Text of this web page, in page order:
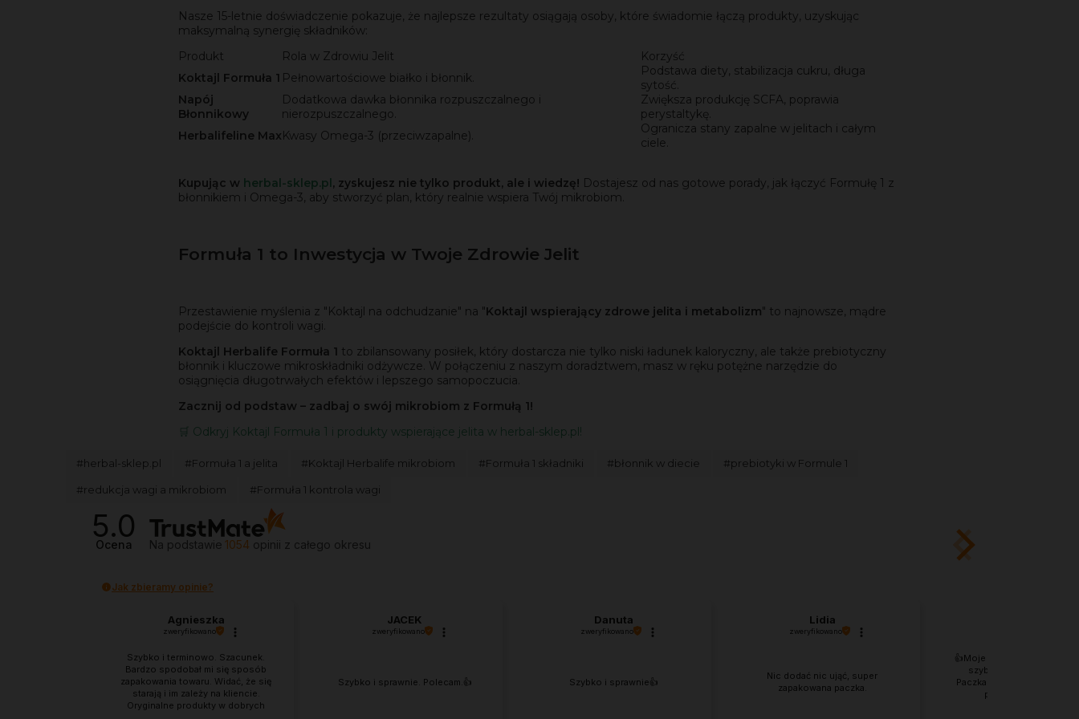
Nasze 15-letnie doświadczenie pokazuje, że najlepsze rezultaty osiągają osoby, które świadomie łączą produkty, uzyskując
maksymalną synergię składników:
Produkt
Rola w Zdrowiu Jelit
Korzyść
Koktajl Formuła 1 Pełnowartościowe białko i błonnik.
Podstawa diety, stabilizacja cukru, długa
sytość.
Napój
Błonnikowy
Dodatkowa dawka błonnika rozpuszczalnego i
nierozpuszczalnego.
Zwiększa produkcję SCFA, poprawia
perystaltykę.
Herbalifeline MaxKwasy Omega-3 (przeciwzapalne).
Ogranicza stany zapalne w jelitach i całym
ciele.
Kupując w herbal-sklep.pl, zyskujesz nie tylko produkt, ale i wiedzę! Dostajesz od nas gotowe porady, jak łączyć Formułę 1 z
błonnikiem i Omega-3, aby stworzyć plan, który realnie wspiera Twój mikrobiom.
Formuła 1 to Inwestycja w Twoje Zdrowie Jelit
Przestawienie myślenia z "Koktajl na odchudzanie" na "Koktajl wspierający zdrowe jelita i metabolizm" to najnowsze, mądre
podejście do kontroli wagi.
Koktajl Herbalife Formuła 1 to zbilansowany posiłek, który dostarcza nie tylko niski ładunek kaloryczny, ale także prebiotyczny
błonnik i kluczowe mikroskładniki odżywcze. W połączeniu z naszym doradztwem, masz w ręku potężne narzędzie do
osiągnięcia długotrwałych efektów i lepszego samopoczucia.
Zacznij od podstaw – zadbaj o swój mikrobiom z Formułą 1!
🛒 Odkryj Koktajl Formuła 1 i produkty wspierające jelita w herbal-sklep.pl!
#herbal-sklep.pl #Formuła 1 a jelita #Koktajl Herbalife mikrobiom #Formuła 1 składniki #błonnik w diecie #prebiotyki w Formule 1
#redukcja wagi a mikrobiom #Formuła 1 kontrola wagi
5.0
Ocena Na podstawie 1054 opinii z całego okresu
Jak zbieramy opinie?
Agnieszka
zweryfikowano
Szybko i terminowo. Szacunek.
Bardzo spodobał mi się sposób
zapakowania towaru. Widać, że się
starają i im zależy na kliencie.
Oryginalne produkty w dobrych
JACEK
zweryfikowano
Szybko i sprawnie. Polecam.👍️
Danuta
zweryfikowano
Szybko i sprawnie👍️
Lidia
zweryfikowano
Nic dodać nic ująć, super
zapakowana paczka.
👍️Moje zamówienie dotarło
szybko, jestem
Paczka doskonale
przed uszkodzeniami